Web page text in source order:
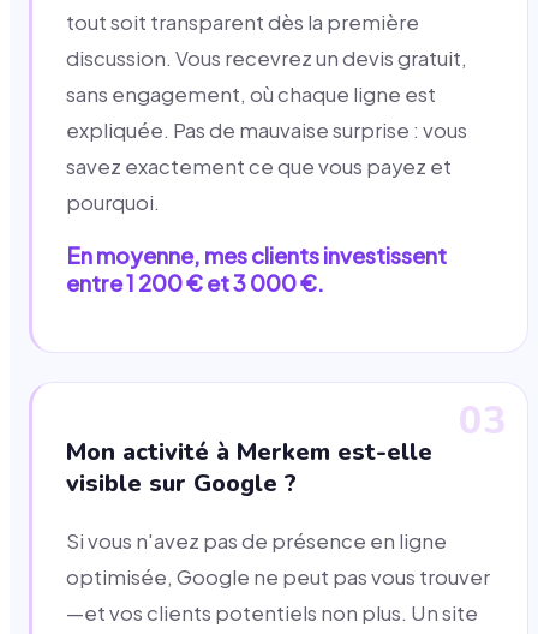
tout soit transparent dès la première
discussion. Vous recevrez un devis gratuit,
sans engagement, où chaque ligne est
expliquée. Pas de mauvaise surprise : vous
savez exactement ce que vous payez et
pourquoi.
En moyenne, mes clients investissent
entre 1 200 € et 3 000 €.
03
Mon activité à Merkem est-elle
visible sur Google ?
Si vous n'avez pas de présence en ligne
optimisée, Google ne peut pas vous trouver
—et vos clients potentiels non plus. Un site